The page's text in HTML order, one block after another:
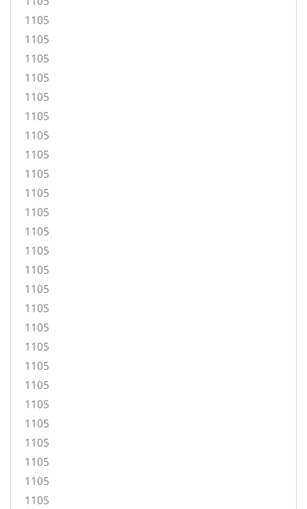
1105
1105
1105
1105
1105
1105
1105
1105
1105
1105
1105
1105
1105
1105
1105
1105
1105
1105
1105
1105
1105
1105
1105
1105
1105
1105